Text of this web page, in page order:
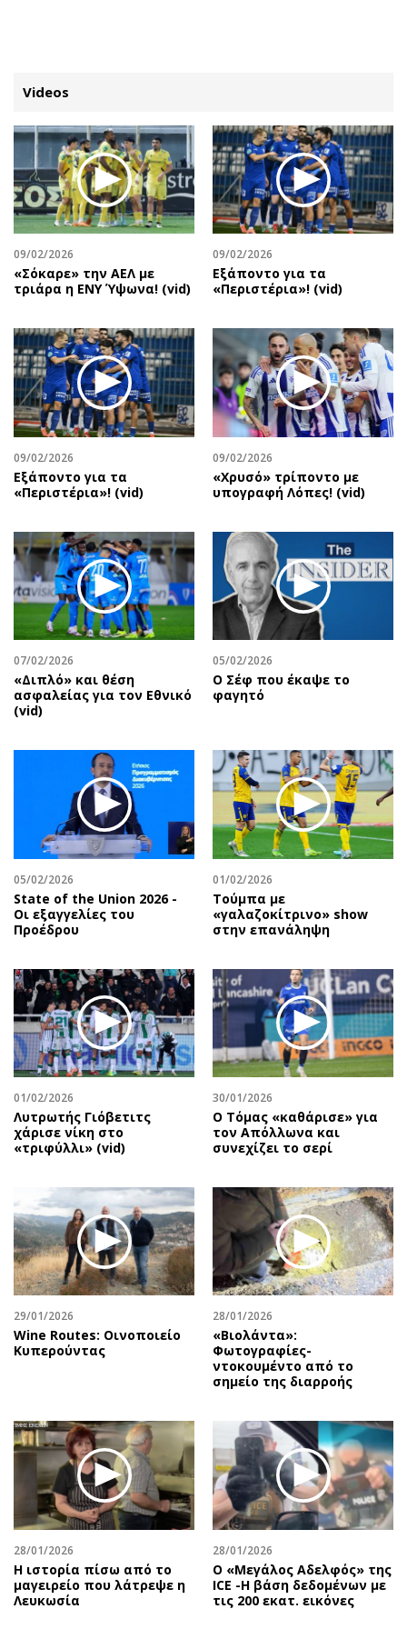
ΚΑΤΗΓΟΡΙΕΣ ΣΥΝΔΕΣΗ
Κύπρος
Παιδεία
Υγεία
Πολιτική
Βουλευτικές 2026
Προεδρικές 2023
Δημοσκοπήσεις
Διπλωματία
Αθλητισμός
Κύπρος
Ελλάδα
Διεθνή
Κληρώσεις Allwyn
Οικονομική
Οικονομία
Real Estate
Επιχειρήσεις
Αγορές
Money Review
AstroBank Properties
Ναυτιλία
Περιβάλλον
Ελλάδα
Κόσμος
Παράξενα
Πολιτισμός
Θέατρο-Χορός
Μουσική
Εικαστικά
Βιβλίο
Χειρόγραφα
Απόψεις
Αρθρογραφία
The Hill
Υγεία
Αγγελίες
Πωλούνται
Ζητούν εργασία
Θέσεις εργασίας
Geek
Νέα
Κινητά-tablets
Social
Αυτοκίνηση
Αφιερώματα
Πολιτική
Οικονομία
Γενικά
Αναδρομές
Πρόσωπα
Γυναίκα
Showbiz
Ταξίδια
Συνταγές
Έξοδος
Media
Εκπομπές
Podcasts
Uncut
Προσφορές
Προσωπικότητες στην ''Κ''
Επιστολές
Videos
09/02/2026
«Σόκαρε» την ΑΕΛ με
τριάρα η ΕΝΥ Ύψωνα! (vid)
09/02/2026
Εξάποντο για τα
«Περιστέρια»! (vid)
09/02/2026
Εξάποντο για τα
«Περιστέρια»! (vid)
09/02/2026
«Χρυσό» τρίποντο με
υπογραφή Λόπες! (vid)
07/02/2026
«Διπλό» και θέση
ασφαλείας για τον Εθνικό
(vid)
05/02/2026
Ο Σέφ που έκαψε το
φαγητό
05/02/2026
State of the Union 2026 -
Οι εξαγγελίες του
Προέδρου
01/02/2026
Τούμπα με
«γαλαζοκίτρινο» show
στην επανάληψη
01/02/2026
Λυτρωτής Γιόβετιτς
χάρισε νίκη στο
«τριφύλλι» (vid)
30/01/2026
Ο Τόμας «καθάρισε» για
τον Απόλλωνα και
συνεχίζει το σερί
29/01/2026
Wine Routes: Οινοποιείο
Κυπερούντας
28/01/2026
«Βιολάντα»:
Φωτογραφίες-
ντοκουμέντο από το
σημείο της διαρροής
28/01/2026
Η ιστορία πίσω από το
μαγειρείο που λάτρεψε η
Λευκωσία
28/01/2026
Ο «Μεγάλος Αδελφός» της
ICE -Η βάση δεδομένων με
τις 200 εκατ. εικόνες